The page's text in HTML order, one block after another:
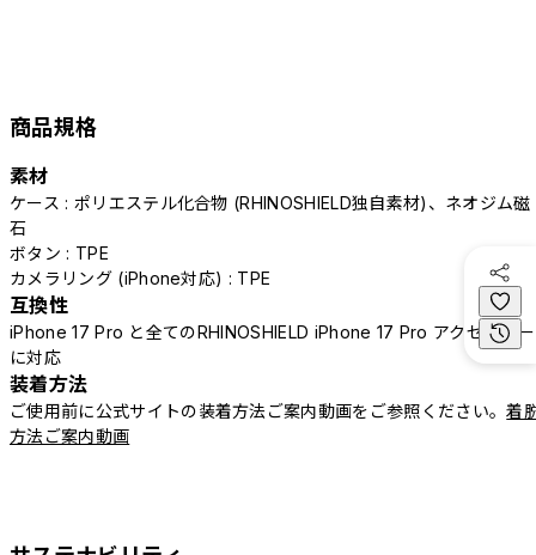
商品規格
素材
ケース : ポリエステル化合物 (RHINOSHIELD独自素材)、ネオジム磁
石
ボタン : TPE
カメラリング (iPhone対応) : TPE
互換性
iPhone 17 Pro と全てのRHINOSHIELD iPhone 17 Pro アクセサリー
に対応
装着方法
ご使用前に公式サイトの装着方法ご案内動画をご参照ください。着
方法ご案内動画